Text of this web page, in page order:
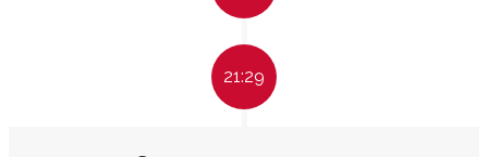
21:29